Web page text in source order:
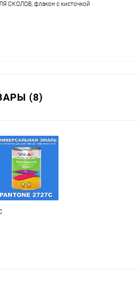
СКОЛОВ, флакон с кисточкой
(8)